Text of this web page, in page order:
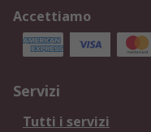
Accettiamo
Servizi
Tutti i servizi